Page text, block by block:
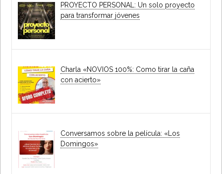
PROYECTO PERSONAL: Un solo proyecto
para transformar jóvenes
Charla «NOVIOS 100%: Como tirar la caña
con acierto»
Conversamos sobre la película: «Los
Domingos»